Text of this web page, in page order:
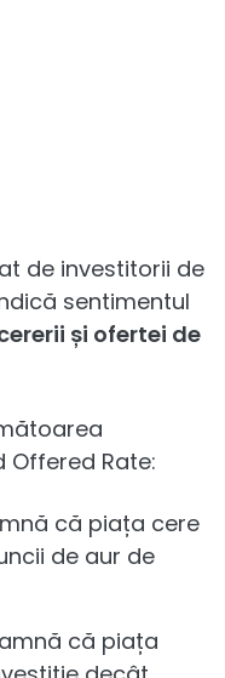
de investitorii de
sentimentul
și ofertei de
Offered Rate:
că piața cere
de aur de
că piața